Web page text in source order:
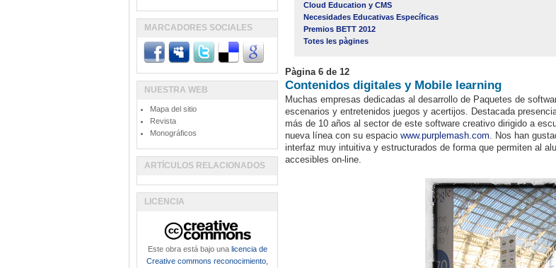
Cloud Education y CMS
Necesidades Educativas Específicas
Premios BETT 2012
Totes les pàgines
Pàgina 6 de 12
Contenidos digitales y Mobile learning
Muchas empresas dedicadas al desarrollo de Paquetes de
escenarios y entretenidos juegos y acertijos. Destacada
más de 10 años al sector de este software creativo dirigido a
nueva línea con su espacio www.purplemash.com. Nos han
interfaz muy intuitiva y estructurados de forma que permiten al
accesibles on-line.
MARCADORES SOCIALES
NUESTRA WEB
Mapa del sitio
Revista
Monográficos
ARTÍCULOS RELACIONADOS
LICENCIA
Este obra está bajo una licencia de
Creative commons reconocimiento,